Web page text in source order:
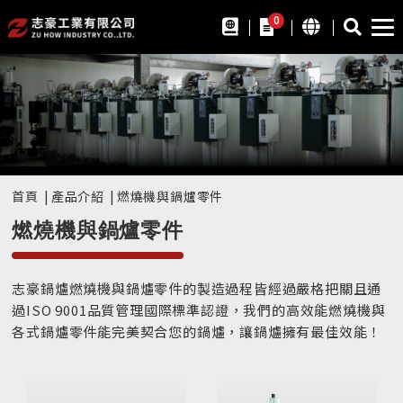
0
首頁 產品介紹 燃燒機與鍋爐零件
燃燒機與鍋爐零件
志豪鍋爐燃燒機與鍋爐零件的製造過程皆經過嚴格把關且通
過ISO 9001品質管理國際標準認證，我們的高效能燃燒機與
各式鍋爐零件能完美契合您的鍋爐，讓鍋爐擁有最佳效能！